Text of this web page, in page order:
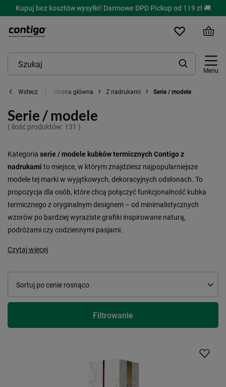
Kupuj bez kosztów wysyłki! Darmowe DPD Pickup od 119 zł 🚚
Menu
Wstecz Strona główna Z nadrukami Serie / modele
Serie / modele
( ilość produktów: 131 )
Kategoria serie / modele kubków termicznych Contigo z
nadrukami to miejsce, w którym znajdziesz najpopularniejsze
modele tej marki w wyjątkowych, dekoracyjnych odsłonach. To
propozycja dla osób, które chcą połączyć funkcjonalność kubka
termicznego z oryginalnym designem – od minimalistycznych
wzorów po bardziej wyraziste grafiki inspirowane naturą,
podróżami czy codziennymi pasjami.
Czytaj więcej
Zmień sortowanie
Sortuj po cenie rosnąco
Filtrowanie